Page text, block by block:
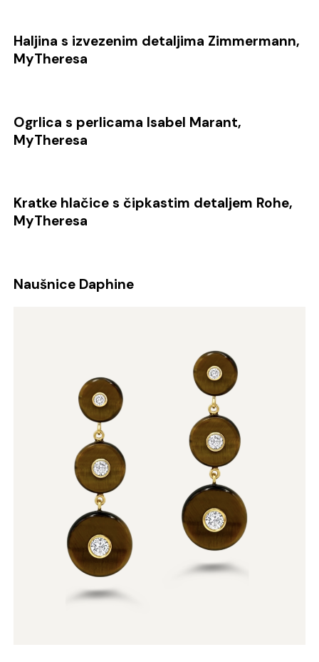
Haljina s izvezenim detaljima Zimmermann,
MyTheresa
Ogrlica s perlicama Isabel Marant,
MyTheresa
Kratke hlačice s čipkastim detaljem Rohe,
MyTheresa
Naušnice Daphine